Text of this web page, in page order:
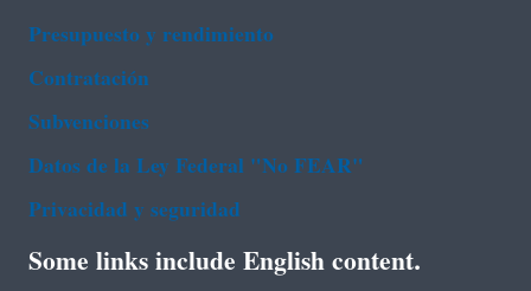
Presupuesto y rendimiento
Contratación
Subvenciones
Datos de la Ley Federal "No FEAR"
Privacidad y seguridad
Some links include English content.